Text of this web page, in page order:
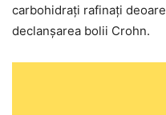
carbohidrați rafinați
declanșarea bolii Crohn.